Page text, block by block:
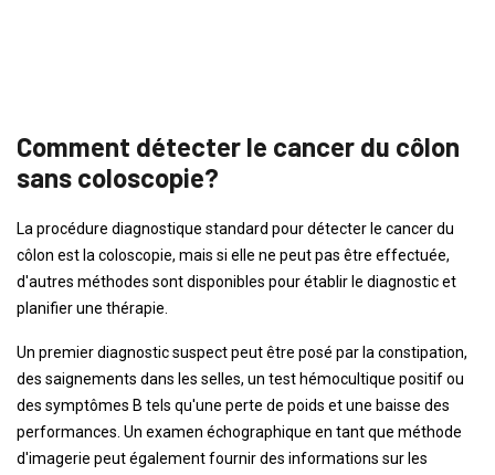
Comment détecter le cancer du côlon
sans coloscopie?
La procédure diagnostique standard pour détecter le cancer du
côlon est la coloscopie, mais si elle ne peut pas être effectuée,
d'autres méthodes sont disponibles pour établir le diagnostic et
planifier une thérapie.
Un premier diagnostic suspect peut être posé par la constipation,
des saignements dans les selles, un test hémocultique positif ou
des symptômes B tels qu'une perte de poids et une baisse des
performances. Un examen échographique en tant que méthode
d'imagerie peut également fournir des informations sur les